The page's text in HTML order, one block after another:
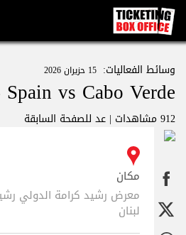
وسائط الفعاليات:
vs Cabo Verde
912 مشاهدات | عد للصفحة السابقة
مكان
معرض رشيد كرامة الدولي
لبنان